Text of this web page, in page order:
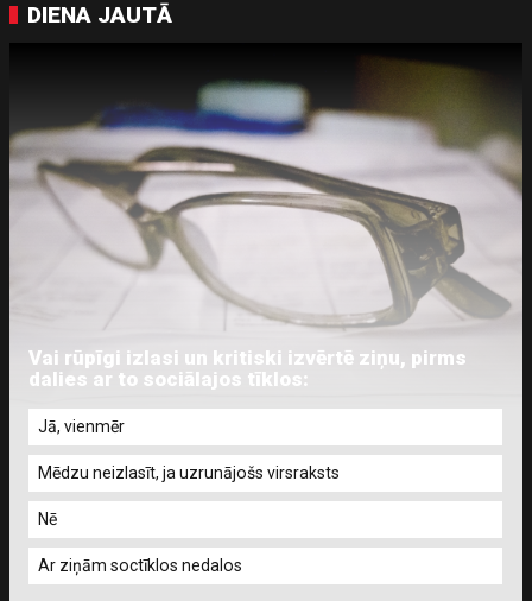
DIENA JAUTĀ
Vai rūpīgi izlasi un kritiski izvērtē ziņu, pirms
dalies ar to sociālajos tīklos:
Jā, vienmēr
Mēdzu neizlasīt, ja uzrunājošs virsraksts
Nē
Ar ziņām soctīklos nedalos